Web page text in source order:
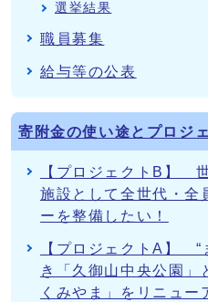
選挙結果
職員募集
給与等の公表
寄附金の使い途とプロジ
【プロジェクトB】
施設として全世代・全
ーを整備したい！
【プロジェクトA】 “
き「久御山中央公園」
くみやま」をリニュー